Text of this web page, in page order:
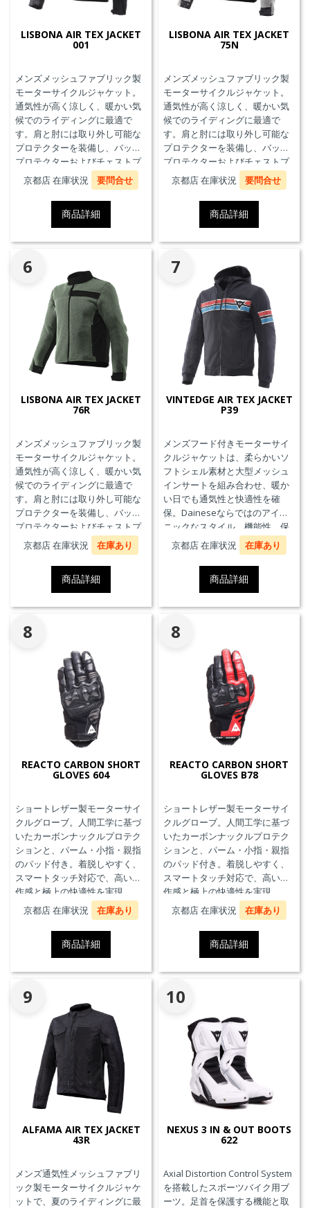
LISBONA AIR TEX JACKET
001
メンズメッシュファブリック製
モーターサイクルジャケット。
通気性が高く涼しく、暖かい気
候でのライディングに最適で
す。肩と肘には取り外し可能な
プロテクターを装備し、バック
プロテクターおよびチェストプ
ロテクターにも対応していま
す。
京都店 在庫状況 要問合せ
商品詳細
LISBONA AIR TEX JACKET
75N
メンズメッシュファブリック製
モーターサイクルジャケット。
通気性が高く涼しく、暖かい気
候でのライディングに最適で
す。肩と肘には取り外し可能な
プロテクターを装備し、バック
プロテクターおよびチェストプ
ロテクターにも対応していま
す。
京都店 在庫状況 要問合せ
商品詳細
6
LISBONA AIR TEX JACKET
76R
メンズメッシュファブリック製
モーターサイクルジャケット。
通気性が高く涼しく、暖かい気
候でのライディングに最適で
す。肩と肘には取り外し可能な
プロテクターを装備し、バック
プロテクターおよびチェストプ
ロテクターにも対応していま
す。
京都店 在庫状況 在庫あり
商品詳細
7
VINTEDGE AIR TEX JACKET
P39
メンズフード付きモーターサイ
クルジャケットは、柔らかいソ
フトシェル素材と大型メッシュ
インサートを組み合わせ、暖か
い日でも通気性と快適性を確
保。Daineseならではのアイコ
ニックなスタイル、機能性、保
護性能を兼ね備え、郊外でのツ
ーリングや都市での通勤に最適
京都店 在庫状況 在庫あり
商品詳細
8
REACTO CARBON SHORT
GLOVES 604
ショートレザー製モーターサイ
クルグローブ。人間工学に基づ
いたカーボンナックルプロテク
ションと、パーム・小指・親指
のパッド付き。着脱しやすく、
スマートタッチ対応で、高い操
作感と極上の快適性を実現。
京都店 在庫状況
在庫あり
商品詳細
8
REACTO CARBON SHORT
GLOVES B78
ショートレザー製モーターサイ
クルグローブ。人間工学に基づ
いたカーボンナックルプロテク
ションと、パーム・小指・親指
のパッド付き。着脱しやすく、
スマートタッチ対応で、高い操
作感と極上の快適性を実現。
京都店 在庫状況
在庫あり
商品詳細
9
ALFAMA AIR TEX JACKET
43R
メンズ通気性メッシュファブリ
ック製モーターサイクルジャケ
ットで、夏のライディングに最
10
NEXUS 3 IN & OUT BOOTS
622
Axial Distortion Control System
を搭載したスポーツバイク用ブ
ーツ。足首を保護する機能と取